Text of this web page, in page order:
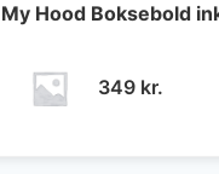
30 kr..
My Hood Boksebold
349 kr.